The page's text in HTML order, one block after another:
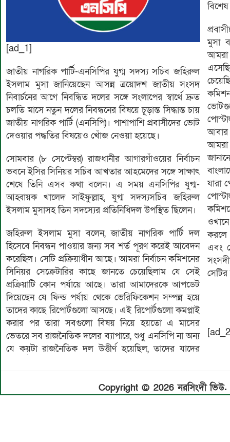
[ad_1]
জাতীয় নাগরিক পার্টি-এনসিপির যুগ্ম সদস্য সচিব জহিরুল
ইসলাম মুসা জানিয়েছেন আসন্ন ত্রয়োদশ জাতীয় সংসদ
নিবার্চনের আগে নিবন্ধিত দলের সঙ্গে সংলাপের স্বার্থে দ্রুত
চলতি মাসে নতুন দলের নিবন্ধনের বিষয়ে চূড়ান্ত সিদ্ধান্ত চায়
জাতীয় নাগরিক পার্টি (এনসিপি)। পাশাপাশি প্রবাসীদের ভোট
দেওয়ার পদ্ধতির বিষয়েও খোঁজ নেওয়া হয়েছে।
সোমবার (৮ সেপ্টেম্বর) রাজধানীর আগারগাঁওয়ের নির্বাচন
ভবনে ইসির সিনিয়র সচিব আখতার আহমেদের সঙ্গে সাক্ষাৎ
শেষে তিনি এসব কথা বলেন। এ সময় এনসিপির যুগ্ম-
আহ্বায়ক খালেদ সাইফুল্লাহ, যুগ্ম সদস্যসচিব জহিরুল
ইসলাম মুসাসহ তিন সদস্যের প্রতিনিধিদল উপস্থিত ছিলেন।
জহিরুল ইসলাম মুসা বলেন, জাতীয় নাগরিক পার্টি দল
হিসেবে নিবন্ধন পাওয়ার জন্য সব শর্ত পূরণ করেই আবেদন
করেছিল। সেটি প্রক্রিয়াধীন আছে। আমরা নির্বাচন কমিশনের
সিনিয়র সেক্রেটারির কাছে জানতে চেয়েছিলাম যে সেই
প্রক্রিয়াটি কোন পর্যায়ে আছে। তারা আমাদেরকে আপডেট
দিয়েছেন যে ফিল্ড পর্যায় থেকে ভেরিফিকেশন সম্পন্ন হয়ে
তাদের কাছে রিপোর্টগুলো আসছে। এই রিপোর্টগুলো কমপ্লাই
করার পর তারা সবগুলো বিষয় নিয়ে হয়তো এ মাসের
ভেতরে সব রাজনৈতিক দলের ব্যাপারে, শুধু এনসিপি না অন্য
যে কয়টা রাজনৈতিক দল উত্তীর্ণ হয়েছিল, তাদের যাদের
মুসা
আমরা
আবার
যারা
করলে
এবং
Copyright © 2026 নরসিংদী